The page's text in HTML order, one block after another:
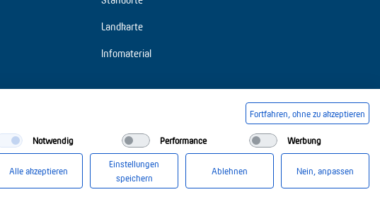
Landkarte
Infomaterial
Fortfahren, ohne zu akzeptieren
Notwendig Performance Werbung
Alle akzeptieren
Einstellungen
speichern
Ablehnen Nein, anpassen